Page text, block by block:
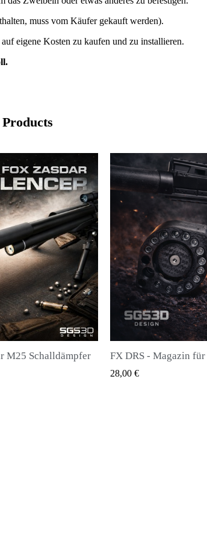
muss vom Käufer gekauft werden).
eigene Kosten zu kaufen und zu installieren.
QUICK VIEW FX DRS - Magazin für alle Arten von Kugeln